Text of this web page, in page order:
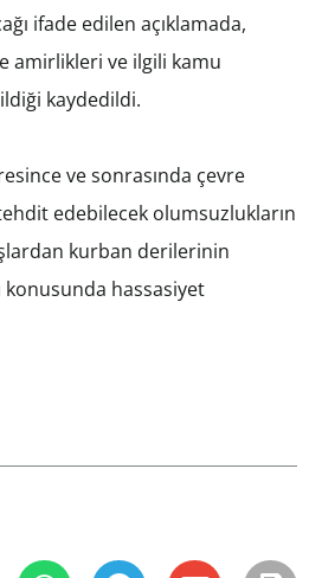
ifade edilen açıklamada,
amirlikleri ve ilgili kamu
kaydedildi.
ve sonrasında çevre
edebilecek olumsuzlukların
kurban derilerinin
konusunda hassasiyet